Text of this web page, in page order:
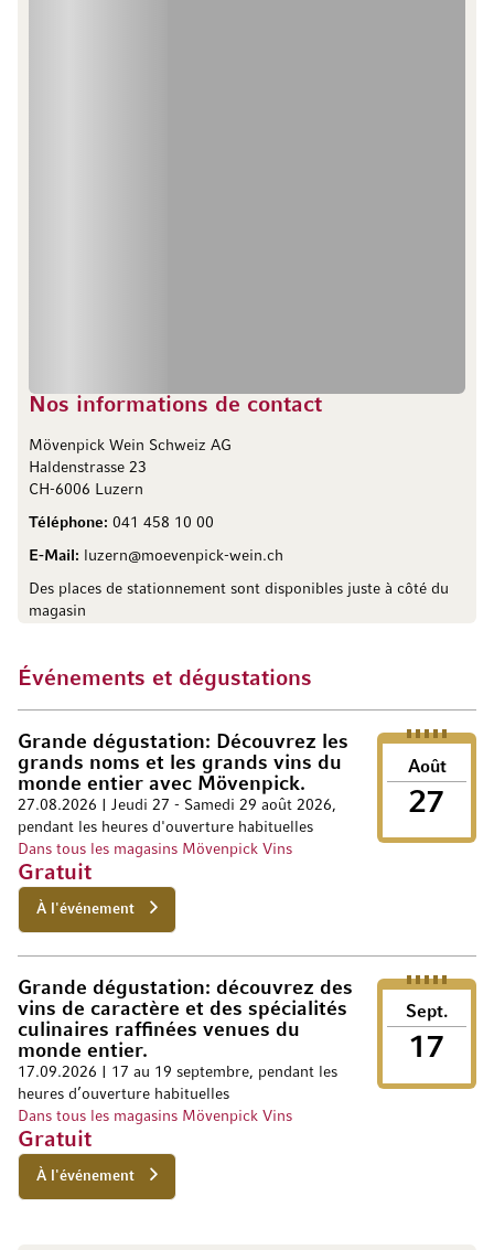
Nos informations de contact
Mövenpick Wein Schweiz AG
Haldenstrasse 23
CH-6006 Luzern
Téléphone: 041 458 10 00
E-Mail: luzern@moevenpick-wein.ch
Des places de stationnement sont disponibles juste à côté du
magasin
Événements et dégustations
Août
27
Grande dégustation: Découvrez les
grands noms et les grands vins du
monde entier avec Mövenpick.
27.08.2026 | Jeudi 27 - Samedi 29 août 2026,
pendant les heures d'ouverture habituelles
Dans tous les magasins Mövenpick Vins
Gratuit
À l'événement
Sept.
17
Grande dégustation: découvrez des
vins de caractère et des spécialités
culinaires raffinées venues du
monde entier.
17.09.2026 | 17 au 19 septembre, pendant les
heures d’ouverture habituelles
Dans tous les magasins Mövenpick Vins
Gratuit
À l'événement